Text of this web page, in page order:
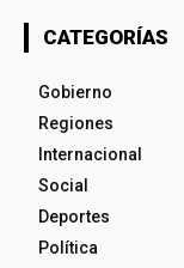
CATEGORÍAS
Gobierno
Regiones
Internacional
Social
Deportes
Política